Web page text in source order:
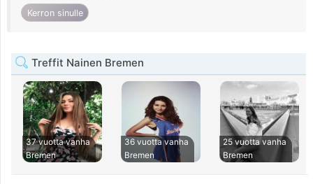
Kerron sinulle
Treffit Nainen Bremen
37 vuotta vanha
Bremen
36 vuotta vanha
Bremen
25 vuotta vanha
Bremen